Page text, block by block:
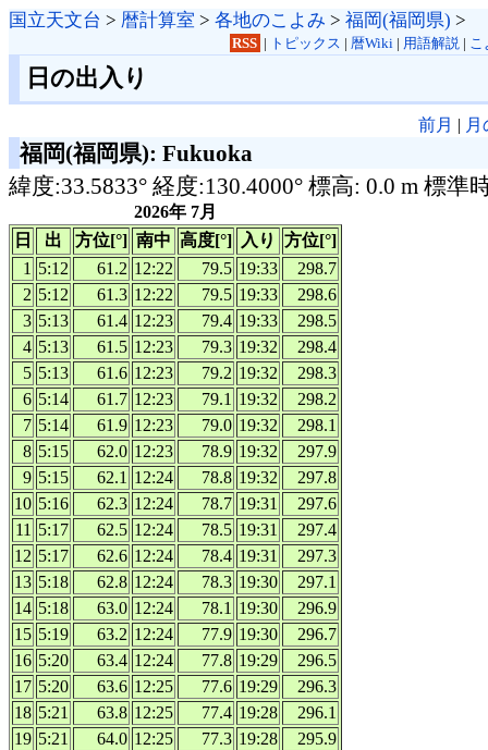
国立天文台 > 暦計算室 > 各地のこよみ > 福岡(福岡県) >
RSS | トピックス | 暦Wiki| 用語解説| こ
日の出入り
前月 |
福岡(福岡県): Fukuoka
緯度:33.5833° 経度:130.4000° 標高: 0.0 m 標準
2026年 7月
日
出 方位[°] 南中 高度[°] 入り
方位[°]
1 5:12 61.2 12:22 79.5 19:33
298.7
2 5:12 61.3 12:22 79.5 19:33
298.6
3 5:13 61.4 12:23 79.4 19:33
298.5
4 5:13 61.5 12:23 79.3 19:32
298.4
5 5:13 61.6 12:23 79.2 19:32
298.3
6 5:14 61.7 12:23 79.1 19:32
298.2
7 5:14 61.9 12:23 79.0 19:32
298.1
8 5:15 62.0 12:23 78.9 19:32
297.9
9 5:15 62.1 12:24 78.8 19:32
297.8
10 5:16 62.3 12:24 78.7 19:31
297.6
11 5:17 62.5 12:24 78.5 19:31
297.4
12 5:17 62.6 12:24 78.4 19:31
297.3
13 5:18 62.8 12:24 78.3 19:30
297.1
14 5:18 63.0 12:24 78.1 19:30
296.9
15 5:19 63.2 12:24 77.9 19:30
296.7
16 5:20 63.4 12:24 77.8 19:29
296.5
17 5:20 63.6 12:25 77.6 19:29
296.3
18 5:21 63.8 12:25 77.4 19:28
296.1
19 5:21 64.0 12:25 77.3 19:28
295.9